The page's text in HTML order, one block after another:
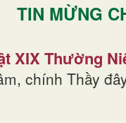
TIN MỪNG
XIX Thường
chính Thầy